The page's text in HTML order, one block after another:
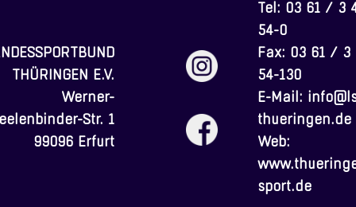
THÜRINGEN E.V.
Werner-
Str. 1
99096 Erfurt
Tel: 03 61 / 3
54-0
Fax: 03 61 / 3
54-130
E-Mail:
thueringen.de
Web:
sport.de